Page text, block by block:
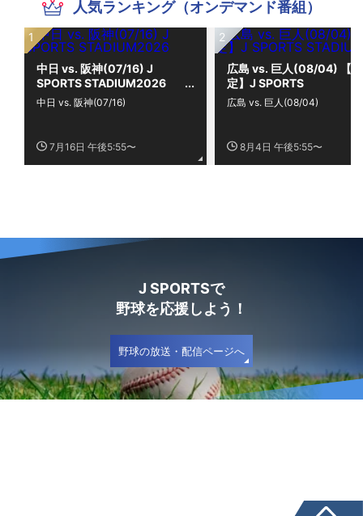
人気ランキング（オンデマンド番組）
中日 vs. 阪神(07/16) J
SPORTS STADIUM2026
7月16日 午後5:55〜
中日 vs. 阪神(07/16)
広島 vs. 巨人(08/04) 【限
定】J SPORTS
STADIUM2026
8月4日 午後5:55〜
広島 vs. 巨人(08/04)
J SPORTSで
野球を応援しよう！
野球の放送・配信ページへ